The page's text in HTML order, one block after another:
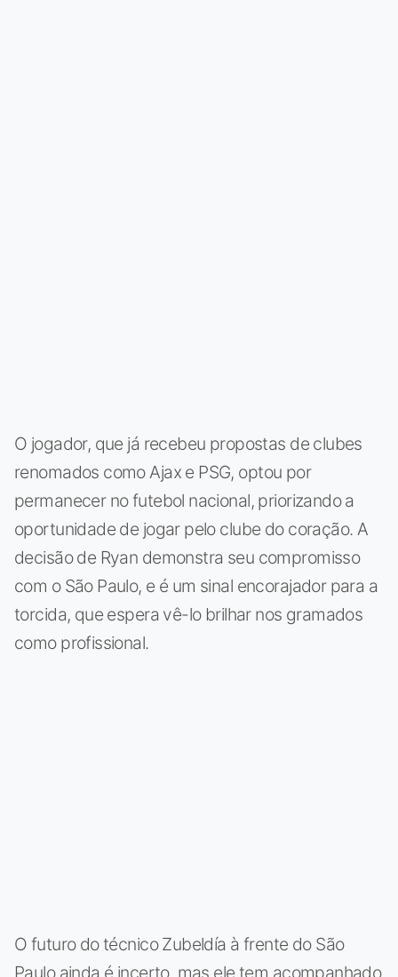
O jogador, que já recebeu propostas de clubes
renomados como Ajax e PSG, optou por
permanecer no futebol nacional, priorizando a
oportunidade de jogar pelo clube do coração. A
decisão de Ryan demonstra seu compromisso
com o São Paulo, e é um sinal encorajador para a
torcida, que espera vê-lo brilhar nos gramados
como profissional.
O futuro do técnico Zubeldía à frente do São
Paulo ainda é incerto, mas ele tem acompanhado